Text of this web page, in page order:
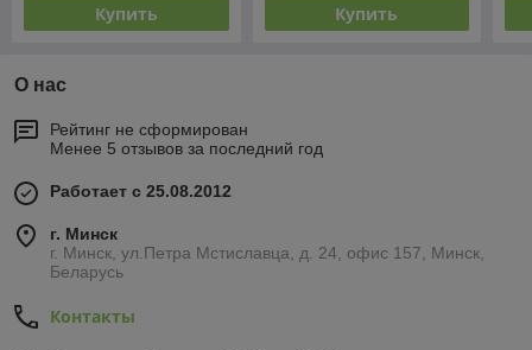
Купить Купить
О нас
Рейтинг не сформирован
Менее 5 отзывов за последний год
Работает с 25.08.2012
г. Минск
г. Минск, ул.Петра Мстиславца, д. 24, офис 157, Минск,
Беларусь
Контакты